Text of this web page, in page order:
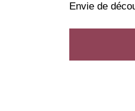
Envie de